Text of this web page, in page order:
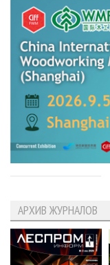
АРХИВ ЖУРНАЛОВ